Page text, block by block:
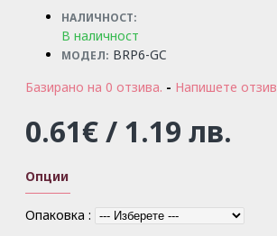
НАЛИЧНОСТ:
В наличност
МОДЕЛ: BRP6-GC
Базирано на 0 отзива. - Напишете отзив
0.61€ / 1.19 лв.
Опции
Опаковка :